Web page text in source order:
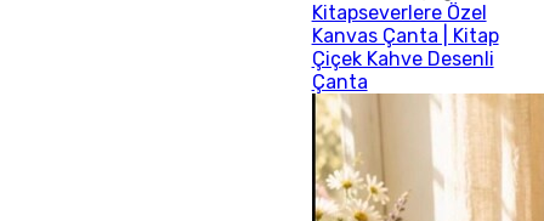
Kitapseverlere Özel
Kanvas Çanta | Kitap
Çiçek Kahve Desenli
Çanta